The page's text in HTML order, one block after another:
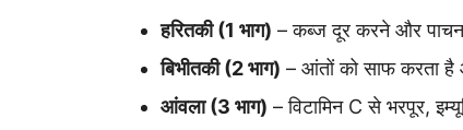
हरितकी (1 भाग) – कब्ज दूर करने और
बिभीतकी (2 भाग) – आंतों को साफ करता है
आंवला (3 भाग) – विटामिन C से भरपूर,